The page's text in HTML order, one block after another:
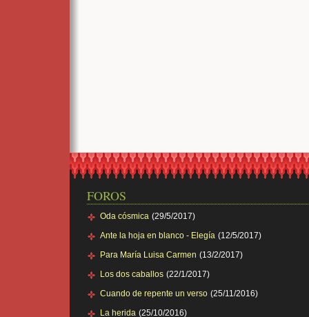
FOROS
Oda cósmica (29/5/2017)
Ante la hoja en blanco - Elegía (12/5/2017)
Para María Luisa Carmen (13/2/2017)
Los dos caballos (22/1/2017)
Cuando de repente un verso (25/11/2016)
La herida (25/10/2016)